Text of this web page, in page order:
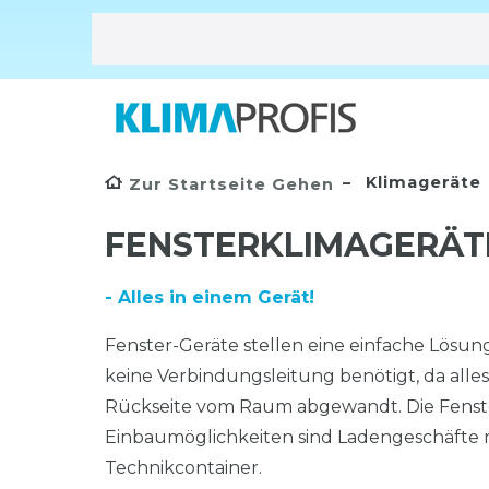
Zur Startseite Gehen Klimageräte
- Alles in einem Gerät!
Fenster-Geräte stellen eine einfache
keine Verbindungsleitung benötigt, da
Rückseite vom Raum abgewandt. Die
Einbaumöglichkeiten sind
Technikcontainer.